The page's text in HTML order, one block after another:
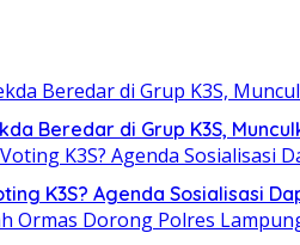
Beredar di Grup K3S,
K3S? Agenda Sosialisasi